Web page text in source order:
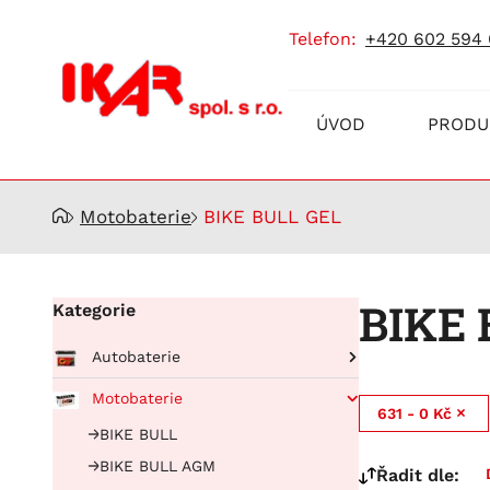
Prodej
akumulátorů
telefon: +420 602 594
ÚVOD
Motobaterie BIKE BULL GEL
Kategorie
Autobaterie
Pro osobní automobily
Running Bull Professional
Pro nákladní automobily
BUFFALO BULL EFB
Motobaterie
BIKE BULL
BIKE BULL AGM
BIKE
631 - 0 Kč
Řadit dle: